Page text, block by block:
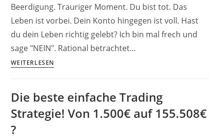
Beerdigung. Trauriger Moment. Du bist tot. Das
Leben ist vorbei. Dein Konto hingegen ist voll. Hast
du dein Leben richtig gelebt? Ich bin mal frech und
sage "NEIN". Rational betrachtet…
WEITERLESEN
mein
Geld?
Die beste einfache Trading
Strategie! Von 1.500€ auf 155.508€
?